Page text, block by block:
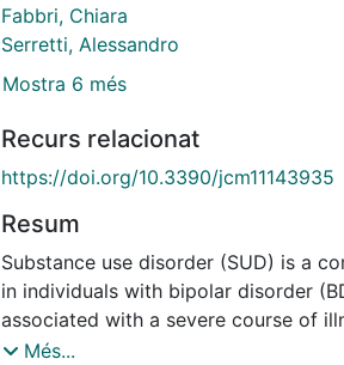
Fabbri, Chiara
Serretti, Alessandro
Mostra 6 més
Recurs relacionat
https://doi.org/10.3390/jcm11143935
Resum
Substance use disorder (SUD) is a
in individuals with bipolar disorder
associated with a severe course of
identification of the risk factors for
Més...